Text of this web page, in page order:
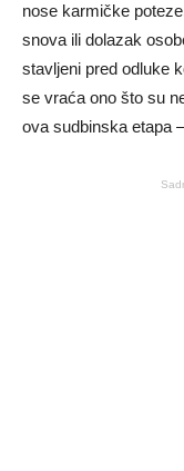
nose karmičke
snova ili dolazak
stavljeni pred odluke
se vraća ono što su
ova sudbinska etapa